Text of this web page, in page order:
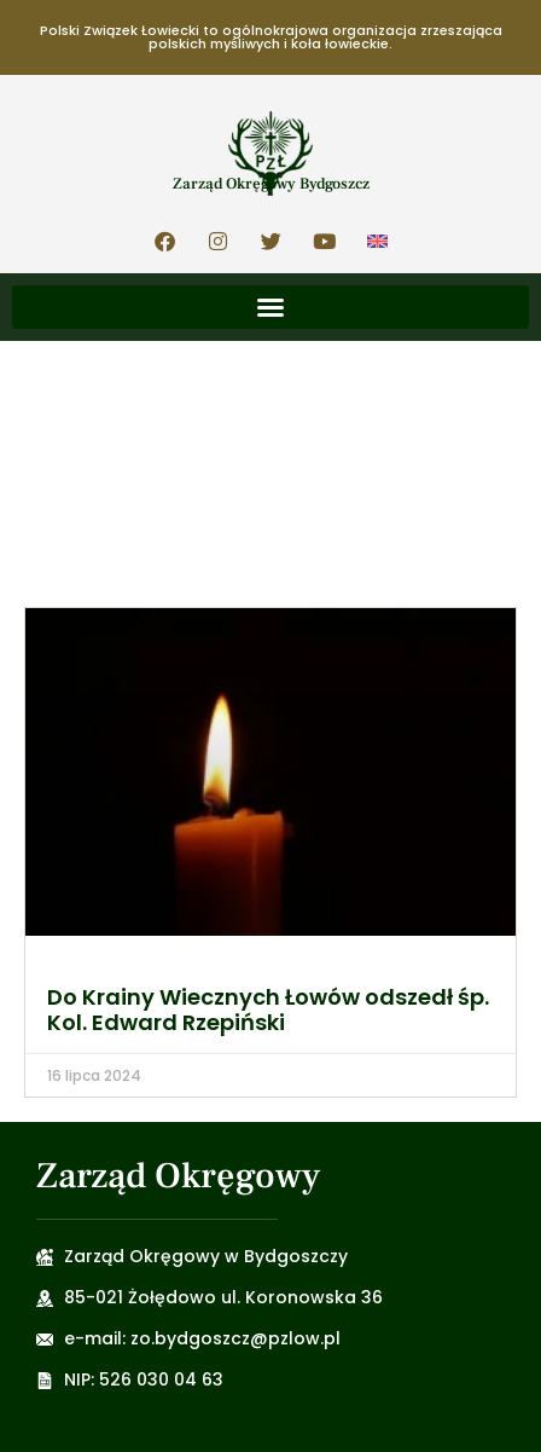
Polski Związek Łowiecki to ogólnokrajowa organizacja zrzeszająca
polskich myśliwych i koła łowieckie.
Zarząd Okręgowy Bydgoszcz
Do Krainy Wiecznych Łowów odszedł śp.
Kol. Edward Rzepiński
16 lipca 2024
Zarząd Okręgowy
Zarząd Okręgowy w Bydgoszczy
85-021 Żołędowo ul. Koronowska 36
e-mail: zo.bydgoszcz@pzlow.pl
NIP: 526 030 04 63